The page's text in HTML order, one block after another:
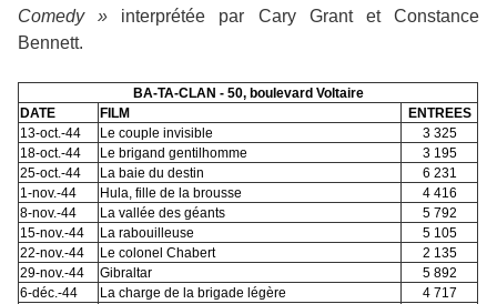
Comedy » interprétée par Cary Grant et Constance
Bennett.
BA-TA-CLAN - 50, boulevard Voltaire
DATE
FILM
ENTREES
13-oct.-44
Le couple invisible
3 325
18-oct.-44
Le brigand gentilhomme
3 195
25-oct.-44
La baie du destin
6 231
1-nov.-44
Hula, fille de la brousse
4 416
8-nov.-44
La vallée des géants
5 792
15-nov.-44
La rabouilleuse
5 105
22-nov.-44
Le colonel Chabert
2 135
29-nov.-44
Gibraltar
5 892
6-déc.-44
La charge de la brigade légère
4 717